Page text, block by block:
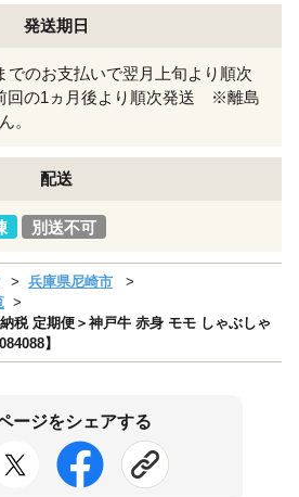
発送期日
でのお支払いで翌月上旬より順次
回の1ヵ月後より順次発送 ※離島
。
配送
別送不可
兵庫県尼崎市
税 定期便＞神戸牛 赤身 モモ しゃぶしゃ
】
ージをシェアする